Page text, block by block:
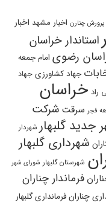
چنارن اخبار مشهد اخبار
استاندار خراسان
رضوی امام جمعه
جهاد کشاورزی جهاد
راد خراسان
فجر سرقت شرکت
جدید گلبهار شهردار
شهرداری گلبهار
شهرستان گلبهار شورای شهر
فرماندار چناران
چنارانفرمانداری گلبهار